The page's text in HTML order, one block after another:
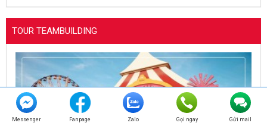
TOUR TEAMBUILDING
Messenger Fanpage Zalo Gọi ngay Gửi mail